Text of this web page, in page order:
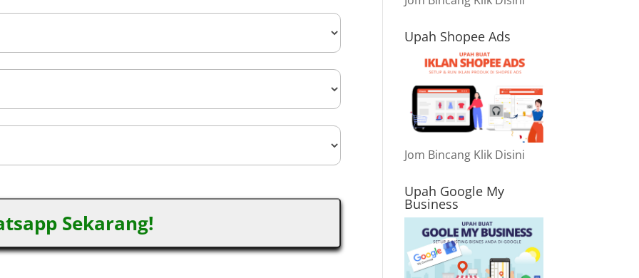
Sekarang!
Upah Shopee Ads
Jom Bincang Klik Disini
Upah Google My
Business